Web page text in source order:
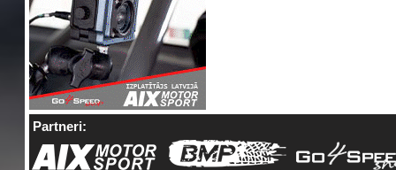
Partneri: